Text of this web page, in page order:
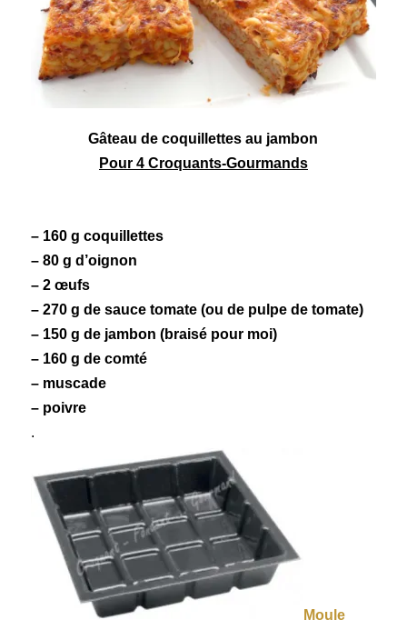
Gâteau de coquillettes au jambon
Pour 4 Croquants-Gourmands
– 160 g coquillettes
– 80 g d’oignon
– 2 œufs
– 270 g de sauce tomate(ou de pulpe de tomate)
– 150 g de jambon (braisé pour moi)
– 160 g de comté
– muscade
– poivre
.
Moule